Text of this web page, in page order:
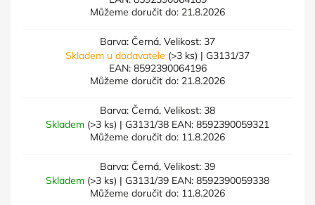
Můžeme doručit do: 21.8.2026
Barva: Černá, Velikost: 37
Skladem u dodavatele (>3 ks) | G3131/37
EAN: 8592390064196
Můžeme doručit do: 21.8.2026
Barva: Černá, Velikost: 38
Skladem (>3 ks) | G3131/38 EAN: 8592390059321
Můžeme doručit do: 11.8.2026
Barva: Černá, Velikost: 39
Skladem (>3 ks) | G3131/39 EAN: 8592390059338
Můžeme doručit do: 11.8.2026